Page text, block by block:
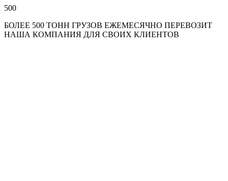
500
БОЛЕЕ 500 ТОНН ГРУЗОВ ЕЖЕМЕСЯЧНО ПЕРЕВОЗИТ
НАША КОМПАНИЯ ДЛЯ СВОИХ КЛИЕНТОВ